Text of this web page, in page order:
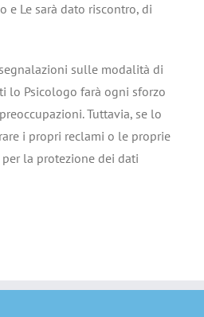
e Le sarà dato riscontro, di
sulle modalità di
lo Psicologo farà ogni sforzo
Tuttavia, se lo
i propri reclami o le proprie
la protezione dei dati